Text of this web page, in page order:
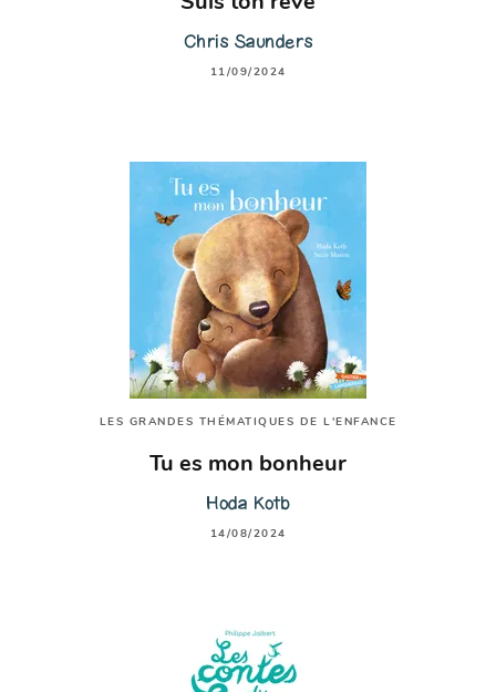
Chris Saunders
11/09/2024
LES GRANDES THÉMATIQUES DE L'ENFANCE
Tu es mon bonheur
Hoda Kotb
14/08/2024